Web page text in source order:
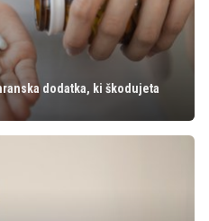
dodatka, ki škodujeta